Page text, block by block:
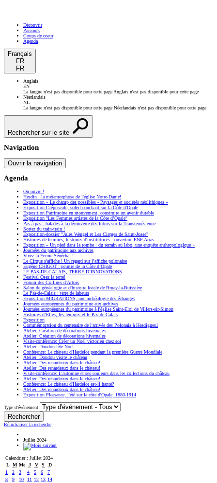
Découvrir
Parcours
Coups de coeur
Agenda
Français
FR
FR
Anglais
EN
La langue n'est pas disponible pour cette page Anglais n'est pas disponible pour cette page
Néerlandais
NL
La langue n'est pas disponible pour cette page Néerlandais n'est pas disponible pour cette page
Rechercher sur le site
Navigation
Ouvrir la navigation
Agenda
On ouvre !
Hesdin : la métamorphose de l'église Notre-Dame!
Exposition « Le champ des possibles - Paysages et sociétés néolithiques »
Exposition Crépuscule, soleil couchant sur la Côte d'Opale
Exposition Patrimoine en mouvement, construire un avenir durable
Exposition "Les Femmes artistes de la Côte d’Opale"
Pas à pas - balades à la découverte des futurs sur la Transternésienne
Sortez du train-train !
Exposition-dossier "Jules Wengel et Les Cierges de Saint-Josse"
Histoires de femmes, histoires d'institutrices : ouverture ENF Arras
Exposition « Un pied dans la tombe : du terrain au labo, une enquête anthropologique »
Journées du patrimoine aux archives
Vivez la Ferme Sénéchal !
Le Cirque s'affiche ! Un regard sur l’affiche polonaise
Eugène CHIGOT : peintre de la Côte d’Opale
LE PAS-DE-CALAIS, TERRE D’INNOVATIONS
Festival Osez la terre!
Forum des Collines d'Artois
Salon de généalogie et d'histoire locale de Bruay-la-Buissière
Le Pas-de-Calais : terre de labeurs
Exposition MIGRATIONS, une archéologie des échanges
Journées européennes du patrimoine aux archives
Journées européennes du patrimoine à l'église Saint-Eloi de Villers-sir-Simon
Histoires d’Elles, les femmes et le Pas-de-Calais
Exposition
Commémoration du centenaire de l'arrivée des Polonais à Hesdigneul
Atelier: Création de décorations hivernales
Atelier: Création de décorations hivernales
Visite-conférence: Créer un Noël victorien chez soi
Atelier: Doudou fête Noël
Conférence: Le château d'Hardelot pendant la première Guerre Mondiale
Atelier: Doudou visite le château
Atelier: Des renardeaux dans le château!
Atelier: Des renardeaux dans le château!
Visite-conférence: L'automne et ses couleurs dans les collections du château
Atelier: Des renardeaux dans le château!
Conférence: Le château d'Hardelot est-il hanté?
Atelier: Des renardeaux dans le château!
Exposition Pleasance, l'été sur la côte d'Opale, 1880-1914
Type d'événement
Réinitialiser la recherche
Juillet 2024
Calendrier : Juillet 2024
L M Me J V S
D
1
2 3 4 5 6
7
8
9 10 11 12 13 14